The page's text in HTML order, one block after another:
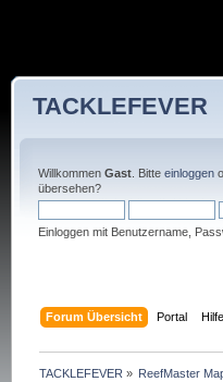
TACKLEFEVER
Willkommen Gast. Bitte einloggen
übersehen?
Einloggen mit Benutzername,
Forum Übersicht Portal Hilfe
TACKLEFEVER » ReefMaster